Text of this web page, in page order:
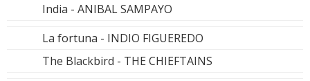
India - ANIBAL SAMPAYO
La fortuna - INDIO FIGUEREDO
The Blackbird - THE CHIEFTAINS